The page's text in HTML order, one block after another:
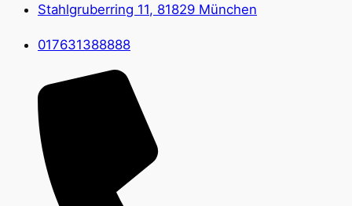
Stahlgruberring 11, 81829 München
017631388888